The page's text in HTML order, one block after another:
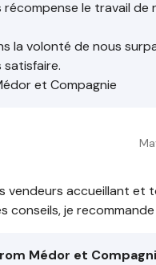
récompense le travail de
la volonté de nous
et Compagnie
vendeurs accueillant et
conseils, je recommande
Médor et